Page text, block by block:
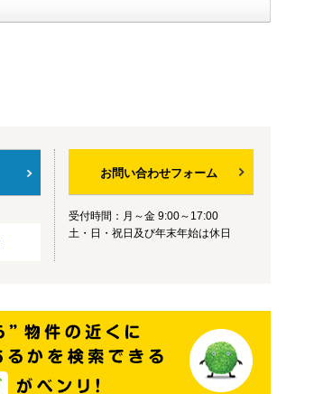
お問い合わせフォーム
受付時間：月～金 9:00～17:00
土・日・祝日及び年末年始は休日